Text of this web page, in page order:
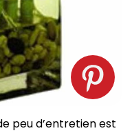
peu d’entretien est